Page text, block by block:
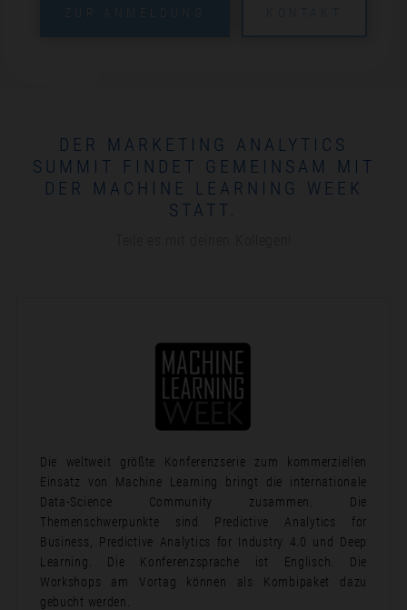
DER MARKETING ANALYTICS
SUMMIT FINDET GEMEINSAM MIT
DER MACHINE LEARNING WEEK
STATT.
Die weltweit größte Konferenzserie zum kommerziellen
Einsatz von Machine Learning bringt die internationale
Data-Science Community zusammen. Die
Themenschwerpunkte sind Predictive Analytics for
Business, Predictive Analytics for Industry 4.0 und Deep
Learning. Die Konferenzsprache ist Englisch. Die
Workshops am Vortag können als Kombipaket dazu
gebucht werden.